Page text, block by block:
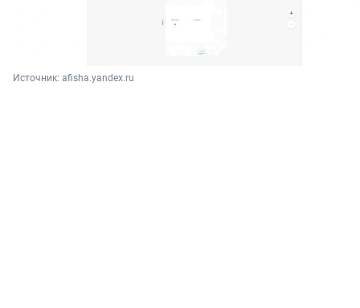
Источник: afisha.yandex.ru